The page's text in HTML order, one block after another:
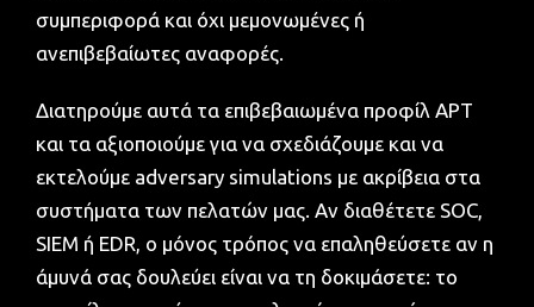
συμπεριφορά και όχι μεμονωμένες ή
ανεπιβεβαίωτες αναφορές.
Διατηρούμε αυτά τα επιβεβαιωμένα προφίλ APT
και τα αξιοποιούμε για να σχεδιάζουμε και να
εκτελούμε adversary simulations με ακρίβεια στα
συστήματα των πελατών μας. Αν διαθέτετε SOC,
SIEM ή EDR, ο μόνος τρόπος να επαληθεύσετε αν η
άμυνά σας δουλεύει είναι να τη δοκιμάσετε: το